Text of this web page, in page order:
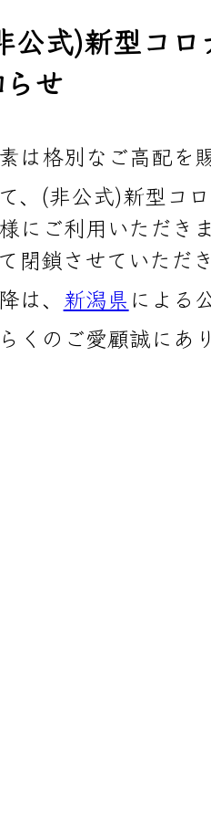
公式)新型コ
せ
は格別なご高配を
、(非公式)新型コ
にご利用いただき
閉鎖させていただ
は、 新潟県 による
くのご愛顧誠にあ